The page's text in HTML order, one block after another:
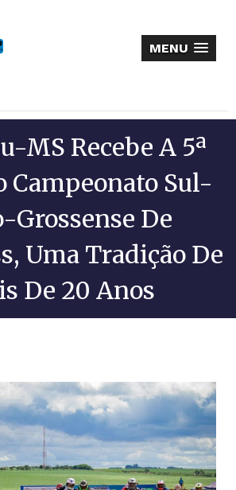
MENU
MS Recebe A 5ª
Campeonato Sul-
Grossense De
Uma Tradição De
De 20 Anos